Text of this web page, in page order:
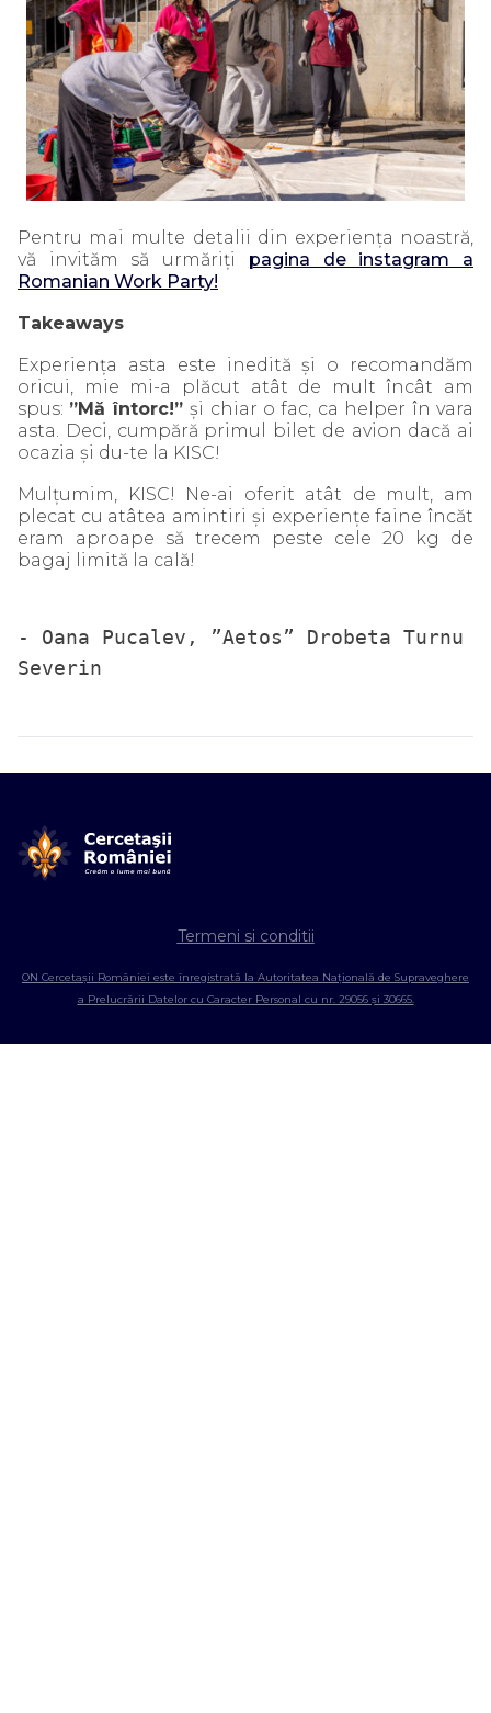
Pentru mai multe detalii din experiența noastră,
vă invităm să urmăriți pagina de instagram a
Romanian Work Party!
Takeaways
Experiența asta este inedită și o recomandăm
oricui, mie mi-a plăcut atât de mult încât am
spus: ”Mă întorc!”și chiar o fac, ca helper în vara
asta. Deci, cumpără primul bilet de avion dacă ai
ocazia și du-te la KISC!
Mulțumim, KISC! Ne-ai oferit atât de mult, am
plecat cu atâtea amintiri și experiențe faine încăt
eram aproape să trecem peste cele 20 kg de
bagaj limită la cală!
- Oana Pucalev, ”Aetos” Drobeta Turnu
Severin
Termeni si conditii
ON Cercetașii României este înregistrată la Autoritatea Națională de Supraveghere
a Prelucrării Datelor cu Caracter Personal cu nr. 29056 și 30665.